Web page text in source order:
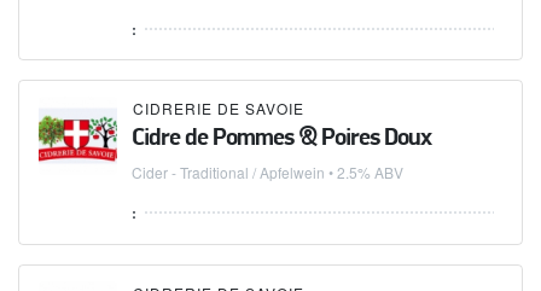
:
CIDRERIE DE SAVOIE
Cidre de Pommes & Poires Doux
Cider - Traditional / Apfelwein • 2.5% ABV
: